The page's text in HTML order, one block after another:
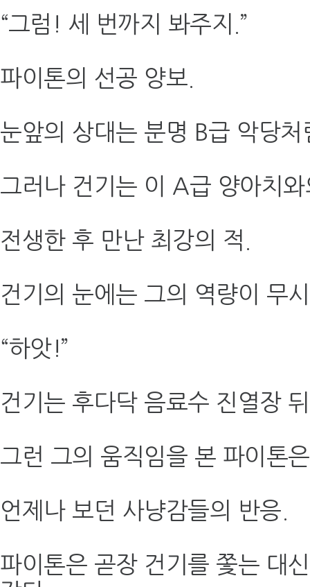
“그럼! 세 번까지 봐주지.”
파이톤의 선공 양보.
눈앞의 상대는 분명 B급 악당처
그러나 건기는 이 A급 양아치
전생한 후 만난 최강의 적.
건기의 눈에는 그의 역량이 무
“하앗!”
건기는 후다닥 음료수 진열장
그런 그의 움직임을 본 파이톤
언제나 보던 사냥감들의 반응.
파이톤은 곧장 건기를 쫓는 대